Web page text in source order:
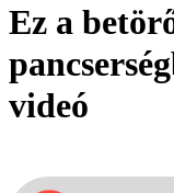
Ez a
videó